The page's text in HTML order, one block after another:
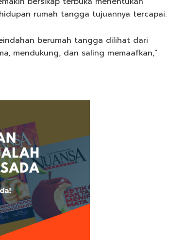
rumah tangga tujuannya tercapai.
berumah tangga dilihat dari
mendukung, dan saling memaafkan,”